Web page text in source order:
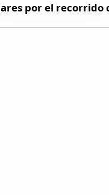
por el recorrido